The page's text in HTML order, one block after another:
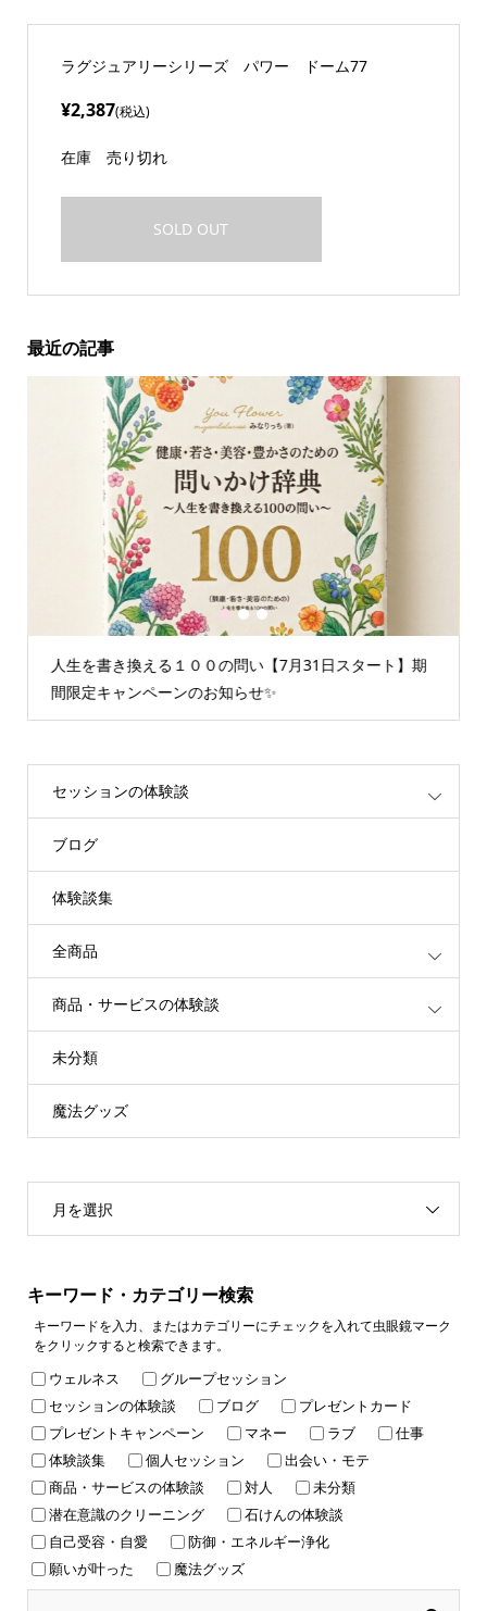
ラグジュアリーシリーズ パワー ドーム77
¥2,387(税込)
在庫 売り切れ
SOLD OUT
最近の記事
い【7月31日スタート】期
情報空間を書き換えるグループセ
重たいエネルギーが解放されます
2 3
セッションの体験談
ブログ
体験談集
全商品
商品・サービスの体験談
未分類
魔法グッズ
月を選択
キーワード・カテゴリー検索
キーワードを入力、またはカテゴリーにチェックを入れて虫眼鏡マーク
をクリックすると検索できます。
ウェルネス
グループセッション
セッションの体験談
ブログ
プレゼントカード
プレゼントキャンペーン
マネー ラブ
仕事
体験談集
個人セッション
出会い・モテ
商品・サービスの体験談
対人
未分類
潜在意識のクリーニング
石けんの体験談
自己受容・自愛
防御・エネルギー浄化
願いが叶った
魔法グッズ